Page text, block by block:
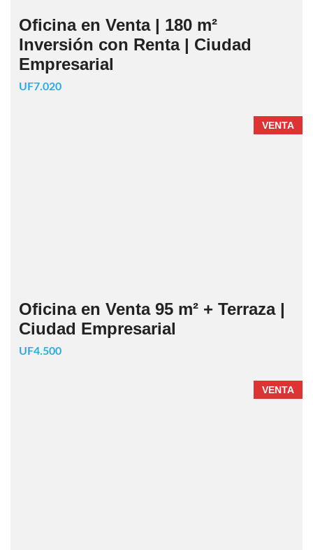
Oficina en Venta | 180 m²
Inversión con Renta | Ciudad
Empresarial
UF7.020
VENTA
Oficina en Venta 95 m² + Terraza |
Ciudad Empresarial
UF4.500
VENTA